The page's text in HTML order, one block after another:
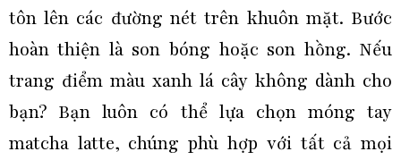
tôn lên các đường nét trên khuôn mặt. Bước
hoàn thiện là son bóng hoặc son hồng. Nếu
trang điểm màu xanh lá cây không dành cho
bạn? Bạn luôn có thể lựa chọn móng tay
matcha latte, chúng phù hợp với tất cả mọi